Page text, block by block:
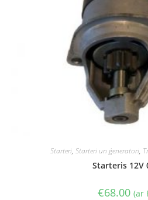
Starteri, Starteri un ģeneratori,
Starteris 12V
€68.00 (ar